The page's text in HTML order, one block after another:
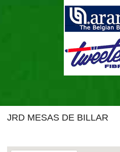
JRD MESAS DE BILLAR